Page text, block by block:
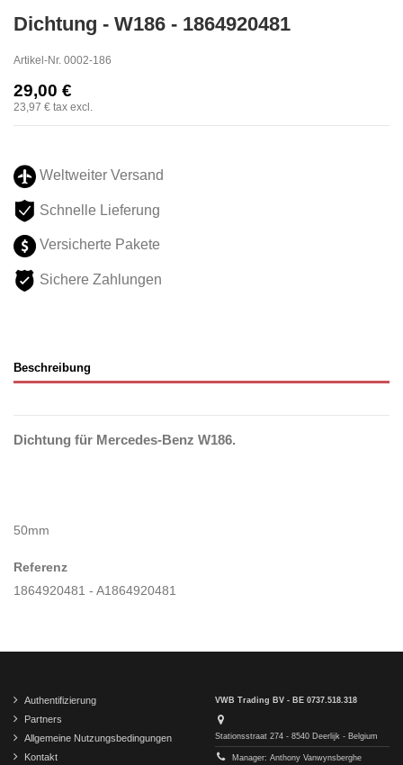
Dichtung - W186 - 1864920481
Artikel-Nr. 0002-186
29,00 €
23,97 € tax excl.
Weltweiter Versand
Schnelle Lieferung
Versicherte Pakete
Sichere Zahlungen
Beschreibung
Dichtung für Mercedes-Benz W186.
50mm
Referenz
1864920481 - A1864920481
Authentifizierung
Partners
Allgemeine Nutzungsbedingungen
Kontakt
VWB Trading BV - BE 0737.518.318
Stationsstraat 274 - 8540 Deerlijk - Belgium
Manager: Anthony Vanwynsberghe